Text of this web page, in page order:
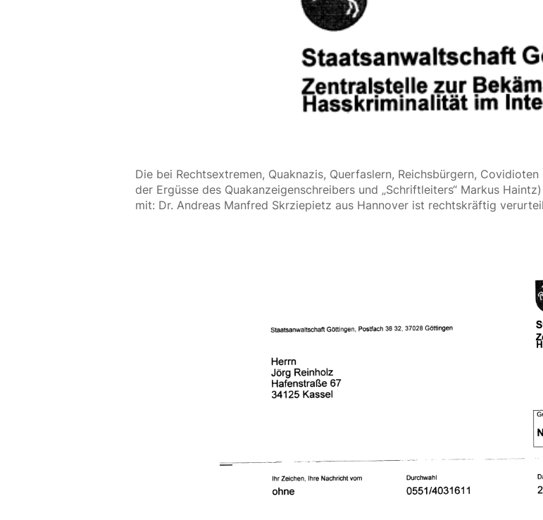
Die bei Rechtsextremen, Quaknazis, Querfaslern, Reichsbürgern,
der Ergüsse des Quakanzeigenschreibers und „Schriftleiters“ Markus
mit: Dr. Andreas Manfred Skrziepietz aus Hannover ist rechtskräftig